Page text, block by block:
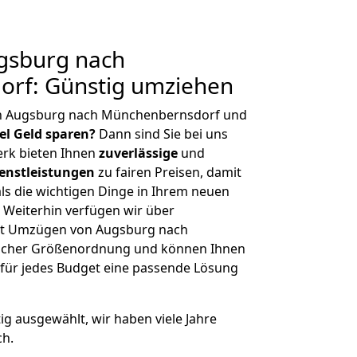
nach
Günstig umziehen
Augsburg nach Münchenbernsdorf und
Geld sparen? Dann sind Sie bei uns
bieten Ihnen zuverlässige und
zu fairen Preisen, damit
die wichtigen Dinge in Ihrem neuen
verfügen wir über
von Augsburg nach
Größenordnung und können Ihnen
jedes Budget eine passende Lösung
ausgewählt, wir haben viele Jahre